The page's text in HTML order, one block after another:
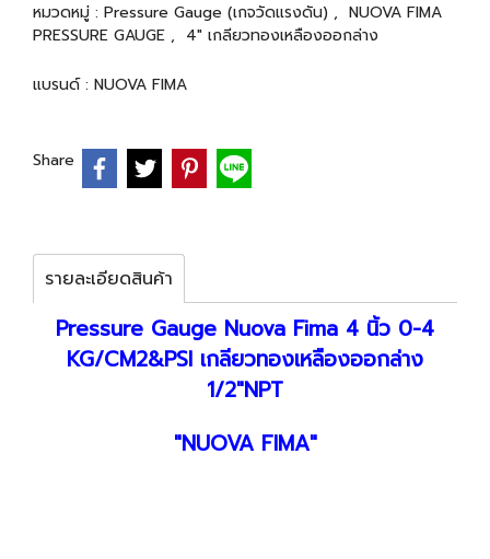
หมวดหมู่ : Pressure Gauge (เกจวัดแรงดัน) , NUOVA FIMA
PRESSURE GAUGE , 4" เกลียวทองเหลืองออกล่าง
แบรนด์ : NUOVA FIMA
Share
รายละเอียดสินค้า
Pressure Gauge Nuova Fima 4 นิ้ว 0-4
KG/CM2&PSI เกลียวทองเหลืองออกล่าง
1/2"NPT
"NUOVA FIMA"